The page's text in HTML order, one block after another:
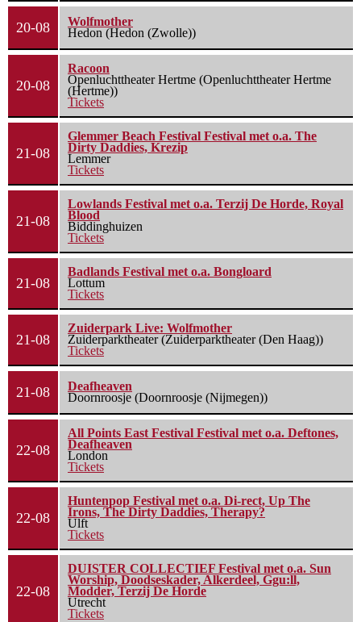
20-08
Wolfmother
Hedon (Hedon (Zwolle))
20-08
Racoon
Openluchttheater Hertme (Openluchttheater Hertme
(Hertme))
Tickets
21-08
Glemmer Beach Festival Festival met o.a. The
Dirty Daddies, Krezip
Lemmer
Tickets
21-08
Lowlands Festival met o.a. Terzij De Horde, Royal
Blood
Biddinghuizen
Tickets
21-08
Badlands Festival met o.a. Bongloard
Lottum
Tickets
21-08
Zuiderpark Live: Wolfmother
Zuiderparktheater (Zuiderparktheater (Den Haag))
Tickets
21-08
Deafheaven
Doornroosje (Doornroosje (Nijmegen))
22-08
All Points East Festival Festival met o.a. Deftones,
Deafheaven
London
Tickets
22-08
Huntenpop Festival met o.a. Di-rect, Up The
Irons, The Dirty Daddies, Therapy?
Ulft
Tickets
22-08
DUISTER COLLECTIEF Festival met o.a. Sun
Worship, Doodseskader, Alkerdeel, Ggu:ll,
Modder, Terzij De Horde
Utrecht
Tickets